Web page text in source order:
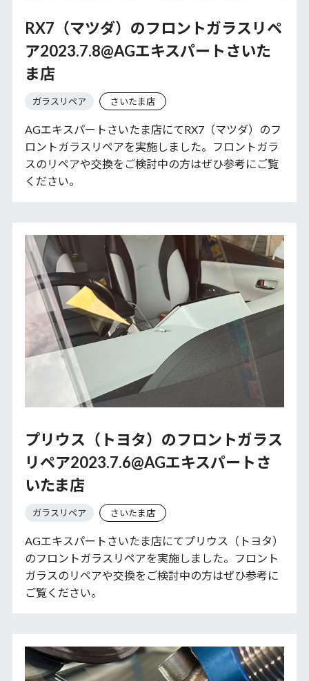
RX7（マツダ）のフロントガラスリペ
ア2023.7.8@AGエキスパートさいた
ま店
ガラスリペア さいたま店
AGエキスパートさいたま店にてRX7（マツダ）のフ
ロントガラスリペアを実施しました。フロントガラ
スのリペアや交換をご検討中の方はぜひ参考にご覧
ください。
プリウス（トヨタ）のフロントガラス
リペア2023.7.6@AGエキスパートさ
いたま店
ガラスリペア さいたま店
AGエキスパートさいたま店にてプリウス（トヨタ）
のフロントガラスリペアを実施しました。フロント
ガラスのリペアや交換をご検討中の方はぜひ参考に
ご覧ください。